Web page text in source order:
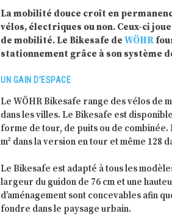
La mobilité douce croît en
vélos, électriques ou non. Ceux-ci
de mobilité. Le Bikesafe deWÖHR
stationnement grâce à son système
UN GAIN D’ESPACE
Le WÖHR Bikesafe range des vélos de
dans les villes. Le Bikesafe est
forme de tour, de puits ou de
m² dans la version en tour et même 128
Le Bikesafe est adapté à tous les
largeur du guidon de 76 cm et une
d’aménagement sont concevables afin
fondre dans le paysage urbain.